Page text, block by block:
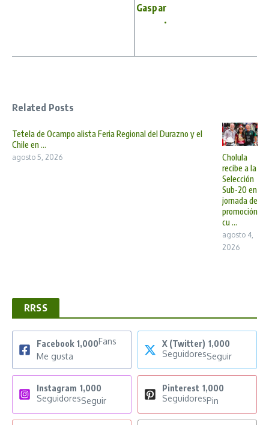
Gaspar
.
Related Posts
Tetela de Ocampo alista Feria Regional del Durazno y el
Chile en ...
agosto 5, 2026
Cholula
recibe a la
Selección
Sub-20 en
jornada de
promoción
cu ...
agosto 4,
2026
RRSS
Facebook 1,000Fans
Me gusta
X (Twitter) 1,000
SeguidoresSeguir
Instagram 1,000
SeguidoresSeguir
Pinterest 1,000
SeguidoresPin